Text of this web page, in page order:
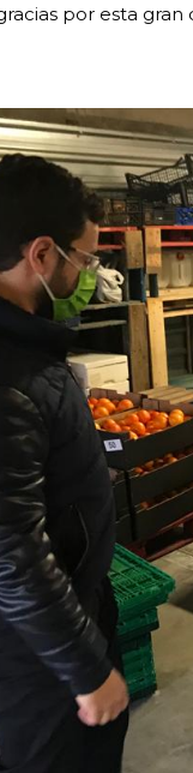
por esta gran